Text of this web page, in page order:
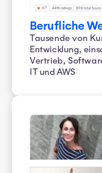
Berufliche
Tausende von
Entwicklung,
Vertrieb,
IT und AWS